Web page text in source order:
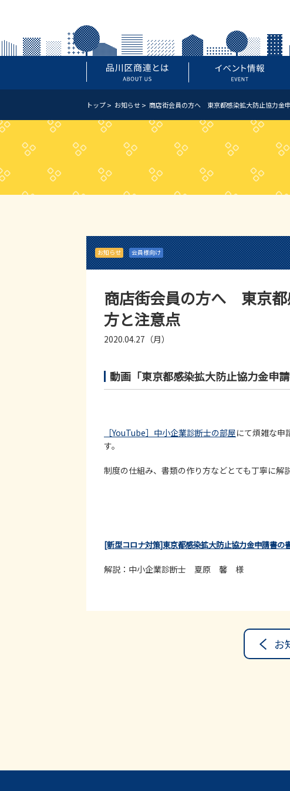
トップ お知らせ 商店街会員の方へ 東京都感染拡大防止協力金
お知らせ 会員様向け
商店街会員の方へ 東京都
方と注意点
2020.04.27（月）
動画「東京都感染拡大防止協力金申
［YouTube］中小企業診断士の部屋にて煩雑な申
す。
制度の仕組み、書類の作り方などとても丁寧に解
[新型コロナ対策]東京都感染拡大防止協力金申請書の
解説：中小企業診断士 夏原 馨 様
お